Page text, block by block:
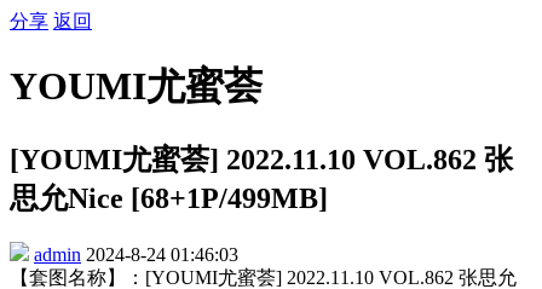
分享 返回
YOUMI尤蜜荟
[YOUMI尤蜜荟] 2022.11.10 VOL.862 张
思允Nice [68+1P/499MB]
admin 2024-8-24 01:46:03
【套图名称】：[YOUMI尤蜜荟] 2022.11.10 VOL.862 张思允